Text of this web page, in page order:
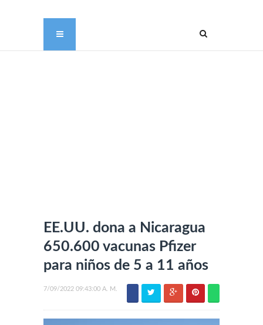
EE.UU. dona a Nicaragua
650.600 vacunas Pfizer
para niños de 5 a 11 años
7/09/2022 09:43:00 A. M.